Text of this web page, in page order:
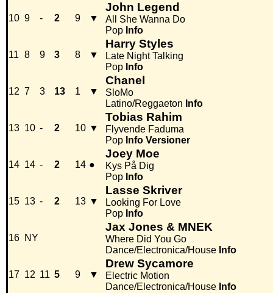
10 9 - 2 9 ▼
John Legend
All She Wanna Do
Pop Info
11 8 9 3 8 ▼
Harry Styles
Late Night Talking
Pop Info
12 7 3 13 1 ▼
Chanel
SloMo
Latino/Reggaeton Info
13 10 - 2 10 ▼
Tobias Rahim
Flyvende Faduma
Pop Info Versioner
14 14 - 2 14 ●
Joey Moe
Kys På Dig
Pop Info
15 13 - 2 13 ▼
Lasse Skriver
Looking For Love
Pop Info
16 NY
Jax Jones & MNEK
Where Did You Go
Dance/Electronica/House Info
17 12 11 5 9 ▼
Drew Sycamore
Electric Motion
Dance/Electronica/House Info